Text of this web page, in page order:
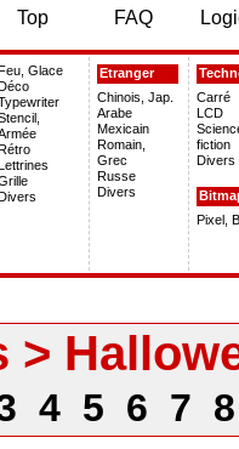
Top
FAQ
Glace
Etranger
Chinois, Jap.
Arabe
Mexicain
Romain,
Grec
Russe
Divers
Carré
LCD
fiction
Divers
Pixel,
>
4 5 6 7